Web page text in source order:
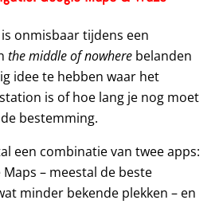
onmisbaar tijdens een
the middle of nowhere belanden
idee te hebben waar het
is of hoe lang je nog moet
bestemming.
een combinatie van twee apps:
– meestal de beste
minder bekende plekken – en